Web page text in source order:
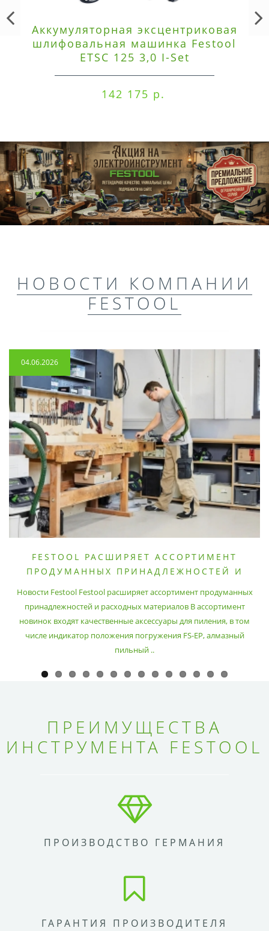
Аккумуляторная эксцентриковая
шлифовальная машинка Festool
ETSC 125 3,0 I-Set
142 175 р.
НОВОСТИ КОМПАНИИ
FESTOOL
04.06.2026
FESTOOL РАСШИРЯЕТ АССОРТИМЕНТ
ПРОДУМАННЫХ ПРИНАДЛЕЖНОСТЕЙ И
Новости Festool Festool расширяет ассортимент продуманных
принадлежностей и расходных материалов В ассортимент
новинок входят качественные аксессуары для пиления, в том
числе индикатор положения погружения FS-EP, алмазный
пильный ..
ПРЕИМУЩЕСТВА
ИНСТРУМЕНТА FESTOOL
ПРОИЗВОДСТВО ГЕРМАНИЯ
ГАРАНТИЯ ПРОИЗВОДИТЕЛЯ